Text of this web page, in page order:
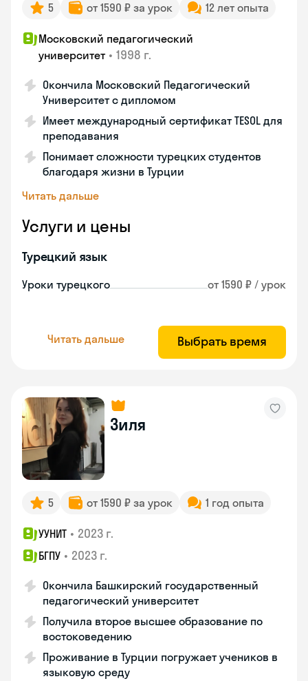
5 от 1590 ₽ за урок 12 лет опыта
Московский педагогический
университет • 1998 г.
Окончила Московский Педагогический
Университет с дипломом
Имеет международный сертификат TESOL для
преподавания
Понимает сложности турецких студентов
благодаря жизни в Турции
Читать дальше
Услуги и цены
Турецкий язык
Уроки турецкого от 1590 ₽ / урок
Читать дальше Выбрать время
Зиля
5 от 1590 ₽ за урок 1 год опыта
УУНИТ • 2023 г.
БГПУ • 2023 г.
Окончила Башкирский государственный
педагогический университет
Получила второе высшее образование по
востоковедению
Проживание в Турции погружает учеников в
языковую среду